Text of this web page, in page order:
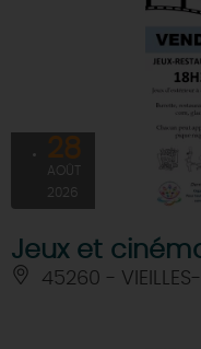
28
AOÛT
2026
Jeux et
45260 -